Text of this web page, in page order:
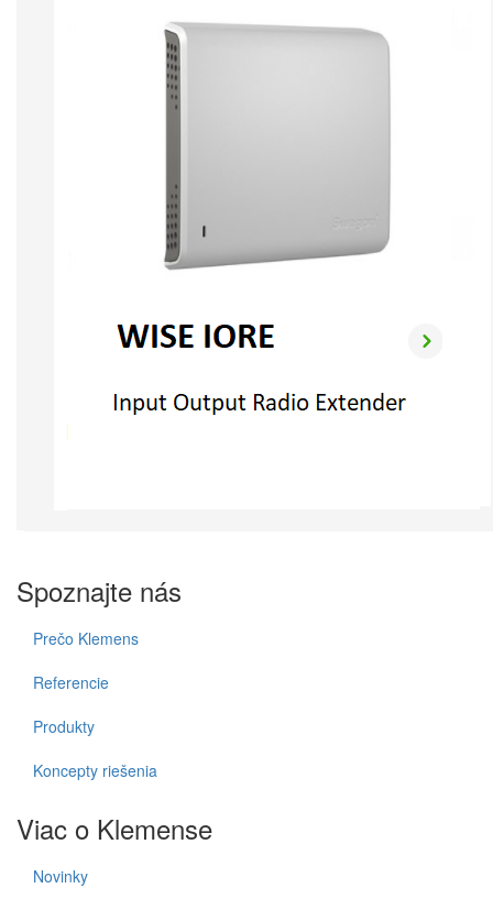
Spoznajte nás
Prečo Klemens
Referencie
Produkty
Koncepty riešenia
Viac o Klemense
Novinky